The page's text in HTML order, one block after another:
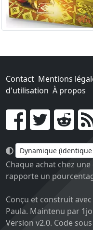
Contact Mentions
d'utilisation À propos
Go !
Chaque achat chez
rapporte un
Conçu et construit
Paula. Maintenu par
Version v2.0. Code